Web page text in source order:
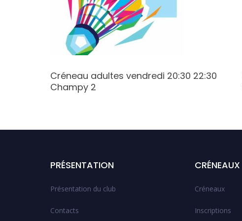
Créneau adultes vendredi 20:30 22:30
Champy 2
PRÉSENTATION
Présentation du club
Contacts
CRÉNEAUX
Créneaux
Inscriptions